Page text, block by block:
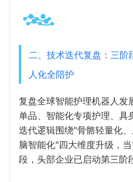
二、技术迭代复盘：三阶
人化全陪护
复盘全球智能护理机器人发
单品、智能化专项护理、具
迭代逻辑围绕"骨骼轻量化
脑智能化"四大维度升级，
段，头部企业已启动第三阶